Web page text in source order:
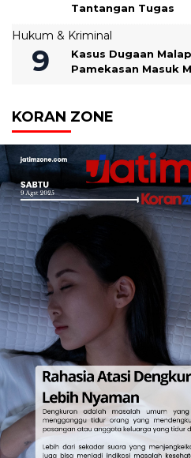
Tantangan Tugas
Hukum & Kriminal
Kasus Dugaan
Pamekasan Masuk
KORAN ZONE